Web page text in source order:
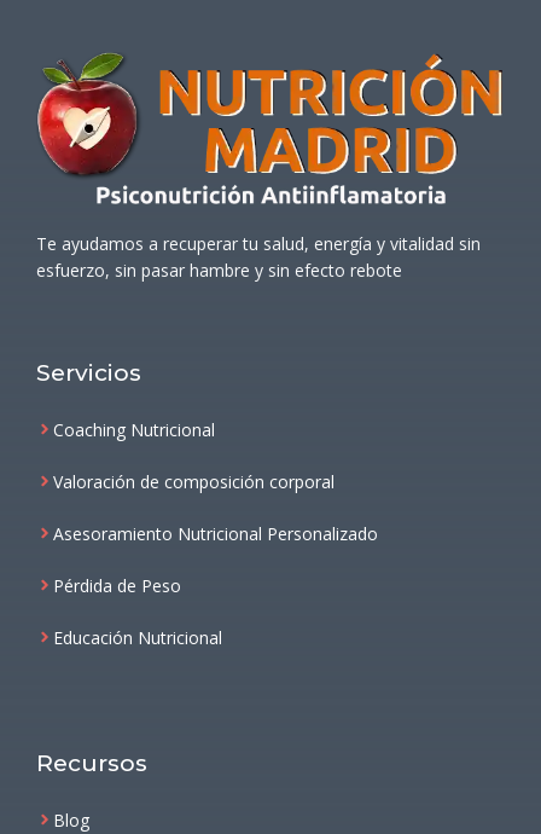
Te ayudamos a recuperar tu salud, energía y vitalidad sin
esfuerzo, sin pasar hambre y sin efecto rebote
Servicios
Coaching Nutricional
Valoración de composición corporal
Asesoramiento Nutricional Personalizado
Pérdida de Peso
Educación Nutricional
Recursos
Blog